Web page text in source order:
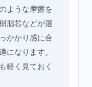
ような摩擦を
脂芯などが選
かかり感に合
になります。
軽く見ておく